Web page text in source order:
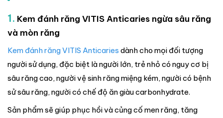
1. Kem đánh răng VITIS Anticaries ngừa sâu răng
và mòn răng
Kem đánh răng VITIS Anticaries dành cho mọi đối tượng
người sử dụng, đặc biệt là người lớn, trẻ nhỏ có nguy cơ bị
sâu răng cao, người vệ sinh răng miệng kém, người có bệnh
sử sâu răng, người có chế độ ăn giàu carbonhydrate.
Sản phẩm sẽ giúp phục hồi và củng cố men răng, tăng